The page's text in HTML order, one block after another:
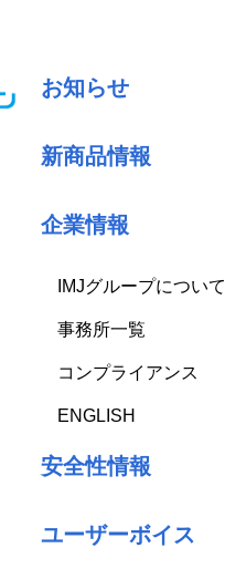
お知らせ
新商品情報
企業情報
IMJグループについて
事務所一覧
コンプライアンス
ENGLISH
安全性情報
ユーザーボイス